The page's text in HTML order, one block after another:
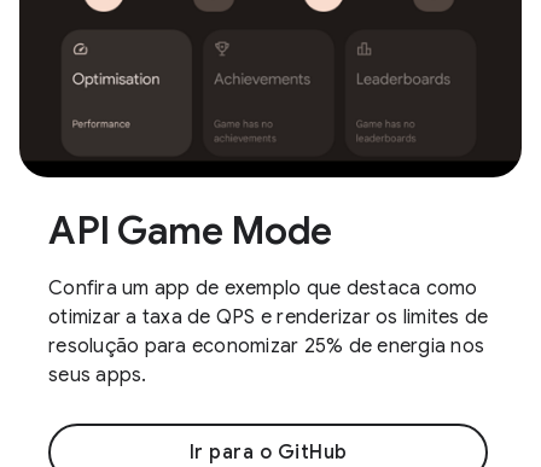
API Game Mode
Confira um app de exemplo que destaca como
otimizar a taxa de QPS e renderizar os limites de
resolução para economizar 25% de energia nos
seus apps.
Ir para o GitHub